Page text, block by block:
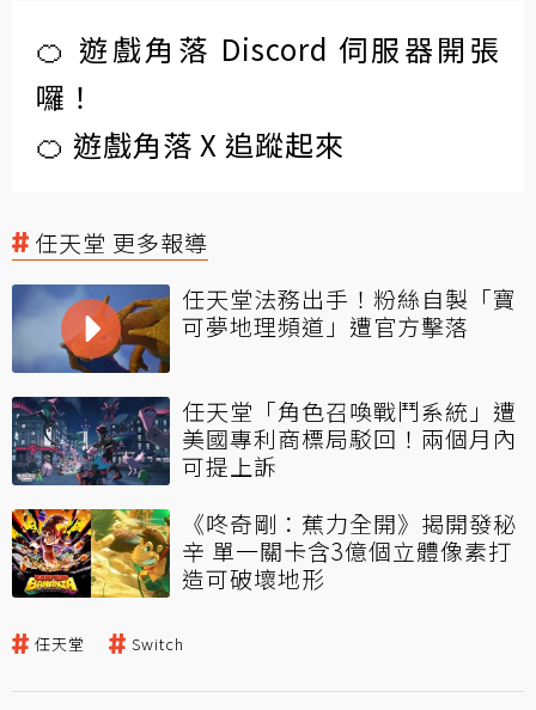
🍊 遊戲角落 Discord 伺服器開張
囉！
🍊 遊戲角落 X 追蹤起來
任天堂 更多報導
任天堂法務出手！粉絲自製「寶
可夢地理頻道」遭官方擊落
任天堂「角色召喚戰鬥系統」遭
美國專利商標局駁回！兩個月內
可提上訴
《咚奇剛：蕉力全開》揭開發秘
辛 單一關卡含3億個立體像素打
造可破壞地形
任天堂 Switch